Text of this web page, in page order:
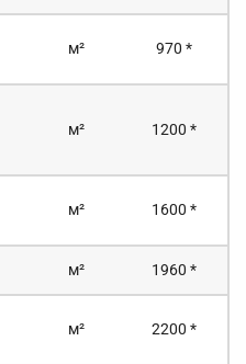
м² 970 *
м² 1200 *
м² 1600 *
м² 1960 *
м² 2200 *